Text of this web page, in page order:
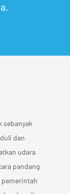
sebanyak
dan
udara
pandang
pemerintah